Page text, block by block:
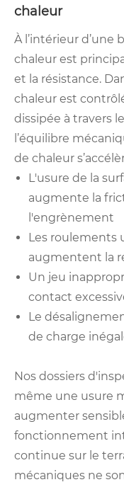
chaleur
À l’intérieur d’une
chaleur est
et la résistance.
chaleur est
dissipée à travers
l’équilibre
de chaleur
L'usure de la
augmente la
l'engrènement
Les roulements
augmentent la
Un jeu
contact
Le
de charge
Nos dossiers
même une usure
augmenter
fonctionnement
continue sur le
mécaniques ne